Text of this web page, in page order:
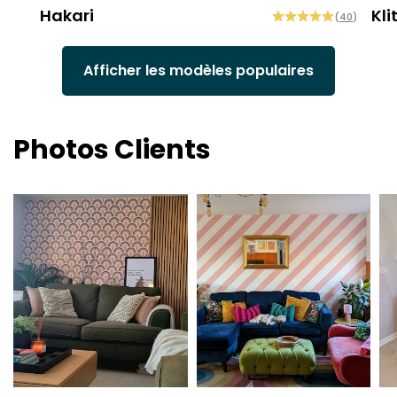
Hakari (40)
Afficher les modèles populaires
Photos Clients